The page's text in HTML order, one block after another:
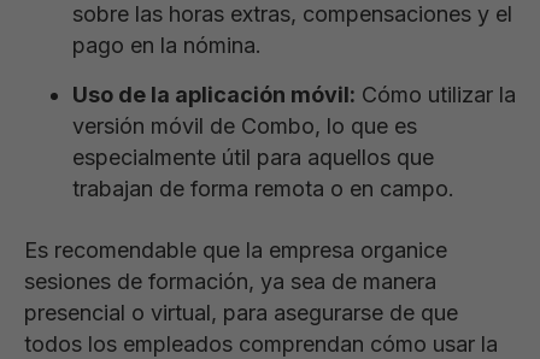
sobre las horas extras, compensaciones y el
pago en la nómina.
Uso de la aplicación móvil: Cómo utilizar la
versión móvil de Combo, lo que es
especialmente útil para aquellos que
trabajan de forma remota o en campo.
Es recomendable que la empresa organice
sesiones de formación, ya sea de manera
presencial o virtual, para asegurarse de que
todos los empleados comprendan cómo usar la